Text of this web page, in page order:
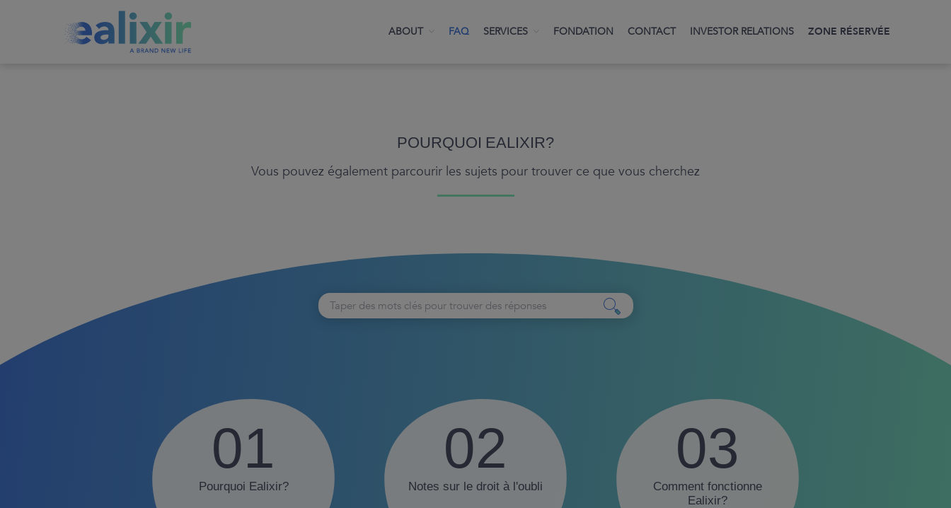
Newsdelete
ABOUT FAQ SERVICES FONDATION CONTACT INVESTOR RELATIONS ZONE RÉSERVÉE
POURQUOI EALIXIR?
Vous pouvez également parcourir les sujets pour trouver ce que vous cherchez
01
Pourquoi Ealixir?
02
Notes sur le droit à l'oubli
03
Comment fonctionne
Ealixir?